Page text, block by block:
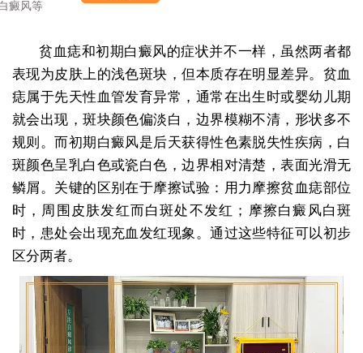
贫血痣和初期白癜风的症状并不一样，虽然两者都
表现为皮肤上的浅色斑块，但本质存在明显差异。贫血
痣属于先天性血管发育异常，通常在出生时或婴幼儿期
就会出现，斑块颜色偏淡白，边界模糊不清，形状多不
规则。而初期白癜风是后天获得性色素脱失性疾病，白
斑颜色呈乳白色或瓷白色，边界相对清楚，表面光滑无
鳞屑。关键的区别在于摩擦试验：用力摩擦贫血痣部位
时，周围皮肤发红而白斑处不发红；摩擦白癜风白斑
时，患处会出现充血发红现象。通过这些特征可以初步
区分两者。